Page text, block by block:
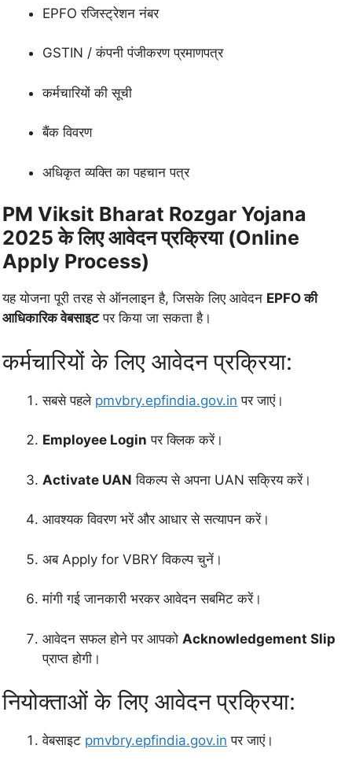
EPFO रजिस्ट्रेशन नंबर
GSTIN / कंपनी पंजीकरण प्रमाणपत्र
कर्मचारियों की सूची
बैंक विवरण
अधिकृत व्यक्ति का पहचान पत्र
PM Viksit Bharat Rozgar Yojana
2025 के लिए आवेदन प्रक्रिया (Online
Apply Process)
यह योजना पूरी तरह से ऑनलाइन है, जिसके लिए आवेदन EPFO की
आधिकारिक वेबसाइटपर किया जा सकता है।
कर्मचारियों के लिए आवेदन प्रक्रिया:
सबसे पहले pmvbry.epfindia.gov.in पर जाएं।
Employee Login पर क्लिक करें।
Activate UAN विकल्प से अपना UAN सक्रिय करें।
आवश्यक विवरण भरें और आधार से सत्यापन करें।
अब Apply for VBRY विकल्प चुनें।
मांगी गई जानकारी भरकर आवेदन सबमिट करें।
आवेदन सफल होने पर आपको Acknowledgement Slip
प्राप्त होगी।
नियोक्ताओं के लिए आवेदन प्रक्रिया:
वेबसाइट pmvbry.epfindia.gov.in पर जाएं।